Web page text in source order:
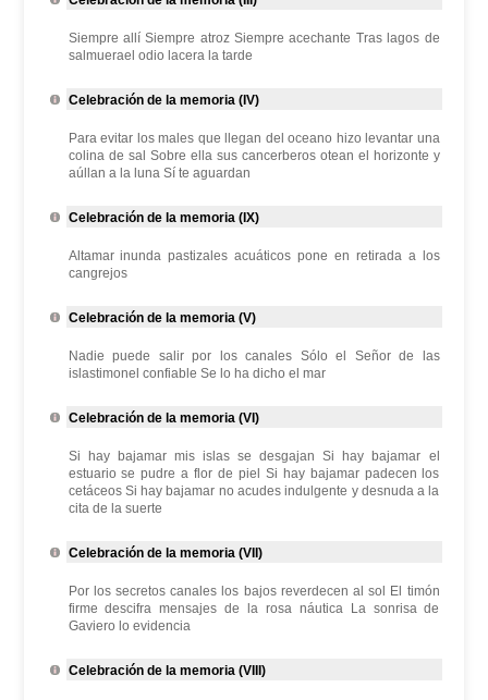
Siempre allí Siempre atroz Siempre acechante Tras lagos de
salmuerael odio lacera la tarde
Celebración de la memoria (IV)
Para evitar los males que llegan del oceano hizo levantar una
colina de sal Sobre ella sus cancerberos otean el horizonte y
aúllan a la luna Sí te aguardan
Celebración de la memoria (IX)
Altamar inunda pastizales acuáticos pone en retirada a los
cangrejos
Celebración de la memoria (V)
Nadie puede salir por los canales Sólo el Señor de las
islastimonel confiable Se lo ha dicho el mar
Celebración de la memoria (VI)
Si hay bajamar mis islas se desgajan Si hay bajamar el
estuario se pudre a flor de piel Si hay bajamar padecen los
cetáceos Si hay bajamar no acudes indulgente y desnuda a la
cita de la suerte
Celebración de la memoria (VII)
Por los secretos canales los bajos reverdecen al sol El timón
firme descifra mensajes de la rosa náutica La sonrisa de
Gaviero lo evidencia
Celebración de la memoria (VIII)